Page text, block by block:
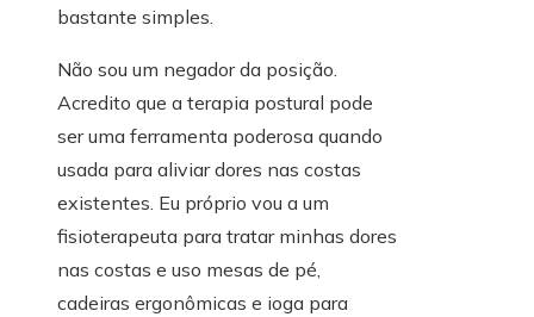
bastante simples.
Não sou um negador da posição.
Acredito que a terapia postural pode
ser uma ferramenta poderosa quando
usada para aliviar dores nas costas
existentes. Eu próprio vou a um
fisioterapeuta para tratar minhas dores
nas costas e uso mesas de pé,
cadeiras ergonômicas e ioga para